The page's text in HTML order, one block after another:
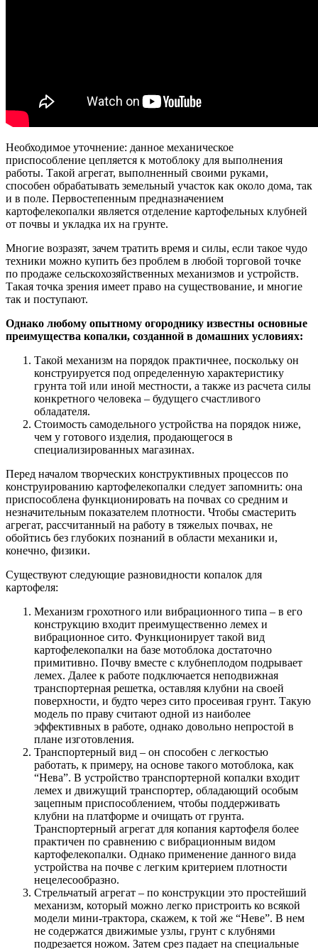
Необходимое уточнение: данное механическое
приспособление цепляется к мотоблоку для выполнения
работы. Такой агрегат, выполненный своими руками,
способен обрабатывать земельный участок как около дома, так
и в поле. Первостепенным предназначением
картофелекопалки является отделение картофельных клубней
от почвы и укладка их на грунте.
Многие возразят, зачем тратить время и силы, если такое чудо
техники можно купить без проблем в любой торговой точке
по продаже сельскохозяйственных механизмов и устройств.
Такая точка зрения имеет право на существование, и многие
так и поступают.
Однако любому опытному огороднику известны основные
преимущества копалки, созданной в домашних условиях:
Такой механизм на порядок практичнее, поскольку он
конструируется под определенную характеристику
грунта той или иной местности, а также из расчета силы
конкретного человека – будущего счастливого
обладателя.
Стоимость самодельного устройства на порядок ниже,
чем у готового изделия, продающегося в
специализированных магазинах.
Перед началом творческих конструктивных процессов по
конструированию картофелекопалки следует запомнить: она
приспособлена функционировать на почвах со средним и
незначительным показателем плотности. Чтобы смастерить
агрегат, рассчитанный на работу в тяжелых почвах, не
обойтись без глубоких познаний в области механики и,
конечно, физики.
Существуют следующие разновидности копалок для
картофеля:
Механизм грохотного или вибрационного типа – в его
конструкцию входит преимущественно лемех и
вибрационное сито. Функционирует такой вид
картофелекопалки на базе мотоблока достаточно
примитивно. Почву вместе с клубнеплодом подрывает
лемех. Далее к работе подключается неподвижная
транспортерная решетка, оставляя клубни на своей
поверхности, и будто через сито просеивая грунт. Такую
модель по праву считают одной из наиболее
эффективных в работе, однако довольно непростой в
плане изготовления.
Транспортерный вид – он способен с легкостью
работать, к примеру, на основе такого мотоблока, как
“Нева”. В устройство транспортерной копалки входит
лемех и движущий транспортер, обладающий особым
зацепным приспособлением, чтобы поддерживать
клубни на платформе и очищать от грунта.
Транспортерный агрегат для копания картофеля более
практичен по сравнению с вибрационным видом
картофелекопалки. Однако применение данного вида
устройства на почве с легким критерием плотности
нецелесообразно.
Стрельчатый агрегат – по конструкции это простейший
механизм, который можно легко пристроить ко всякой
модели мини-трактора, скажем, к той же “Неве”. В нем
не содержатся движимые узлы, грунт с клубнями
подрезается ножом. Затем срез падает на специальные